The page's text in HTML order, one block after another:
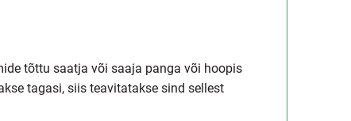
tõttu saatja või saaja panga või hoopis
tagasi, siis teavitatakse sind sellest